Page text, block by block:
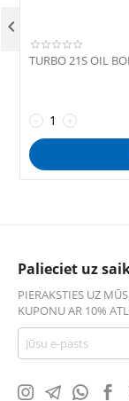
TURBO 21S OIL
+
−

Palieciet uz
PIERAKSTIES UZ
KUPONU AR 10%